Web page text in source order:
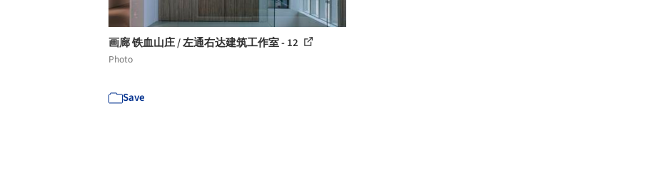
画廊 铁血山庄 / 左通右达建筑工作室 - 12
Photo
Save